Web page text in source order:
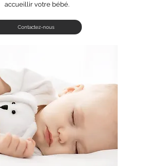
accueillir votre bébé.
Contactez-nous